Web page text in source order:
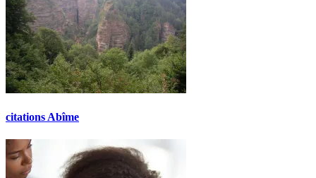
citations Abîme